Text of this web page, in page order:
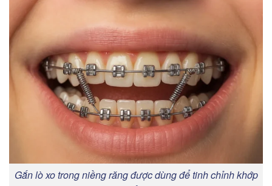
Gắn lò xo trong niềng răng được dùng để tinh chỉnh khớp